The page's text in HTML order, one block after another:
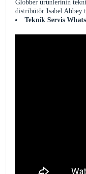
Globber ürünlerinin
distribütör Isabel Abbey
Teknik Servis